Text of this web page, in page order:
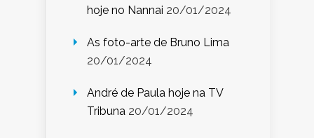
hoje no Nannai 20/01/2024
As foto-arte de Bruno Lima
20/01/2024
André de Paula hoje na TV
Tribuna 20/01/2024